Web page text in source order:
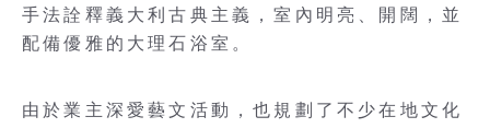
手法詮釋義大利古典主義，室內明亮、開闊，並
配備優雅的大理石浴室。
由於業主深愛藝文活動，也規劃了不少在地文化